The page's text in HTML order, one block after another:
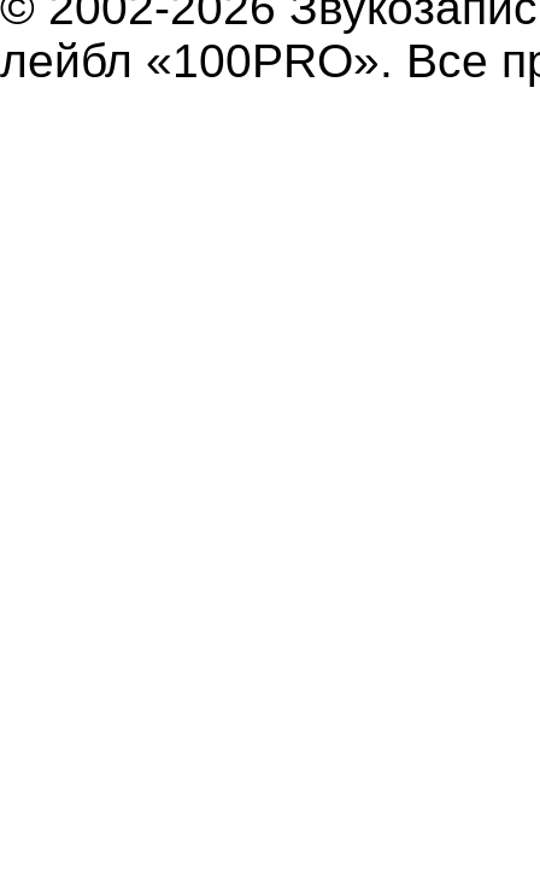
лейбл «100PRO». Все